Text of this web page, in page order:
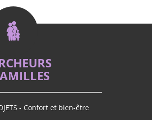
or" à St Médard en
pédiatriques, en
nous ont quittés, un
vous à BEaumont
- Confort et bien-être